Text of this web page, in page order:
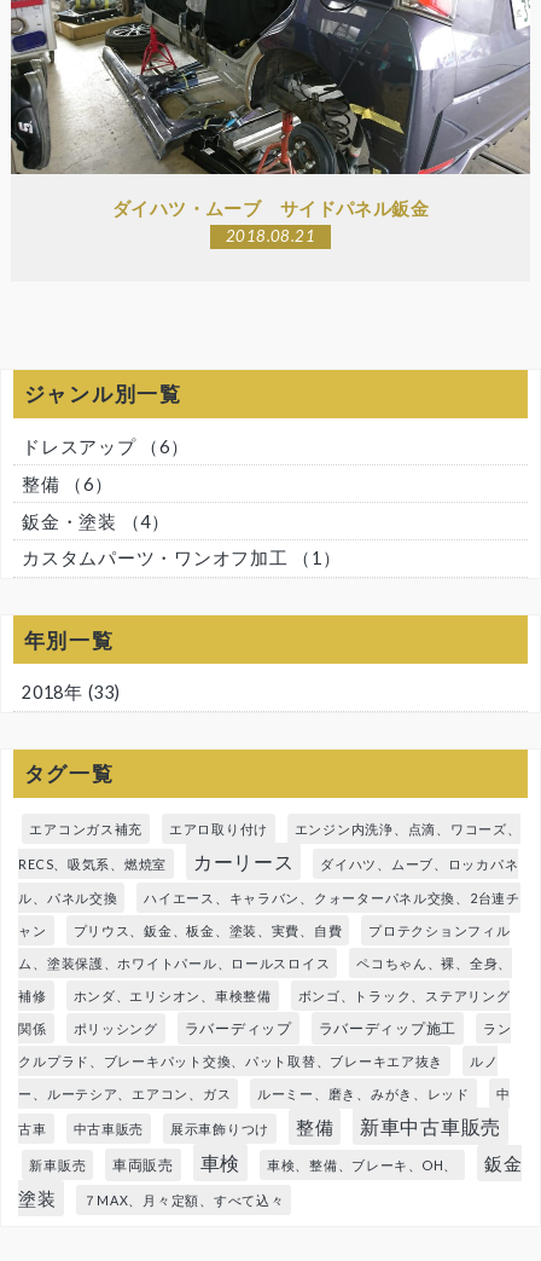
ダイハツ・ムーブ サイドパネル鈑金
2018.08.21
ジャンル別一覧
ドレスアップ
（6）
整備
（6）
鈑金・塗装
（4）
カスタムパーツ・ワンオフ加工
（1）
年別一覧
2018年 (33)
タグ一覧
エアコンガス補充 エアロ取り付け エンジン内洗浄、点滴、ワコーズ、
RECS、吸気系、燃焼室 カーリース ダイハツ、ムーブ、ロッカパネ
ル、パネル交換 ハイエース、キャラバン、クォーターパネル交換、2台連チ
ャン プリウス、鈑金、板金、塗装、実費、自費 プロテクションフィル
ム、塗装保護、ホワイトパール、ロールスロイス ペコちゃん、裸、全身、
補修 ホンダ、エリシオン、車検整備 ボンゴ、トラック、ステアリング
関係 ポリッシング ラバーディップ ラバーディップ施工 ラン
クルプラド、ブレーキパット交換、パット取替、ブレーキエア抜き ルノ
ー、ルーテシア、エアコン、ガス ルーミー、磨き、みがき、レッド 中
古車 中古車販売 展示車飾りつけ 整備 新車中古車販売
新車販売 車両販売 車検 車検、整備、ブレーキ、OH、
鈑金
塗装
７MAX、月々定額、すべて込々